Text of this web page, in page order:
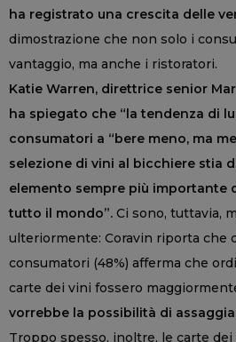
ha registrato una crescita delle
dimostrazione che non solo i
vantaggio, ma anche i ristoratori.
Katie Warren, direttrice senior
ha spiegato che “la tendenza di
consumatori a “bere meno, ma
selezione di vini al bicchiere stia
elemento sempre più importante
tutto il mondo”. Ci sono, tuttavia,
ulteriormente: Coravin riporta che
consumatori (48%) afferma che
carte dei vini fossero
vorrebbe la possibilità di
Troppo spesso, inoltre, le carte